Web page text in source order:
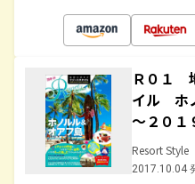
Ｒ０１
イル ホ
～２０１
Resort Style
2017.10.04